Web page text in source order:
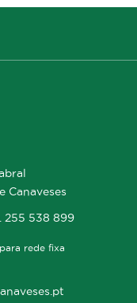
Canaveses
255 538 899
rede fixa